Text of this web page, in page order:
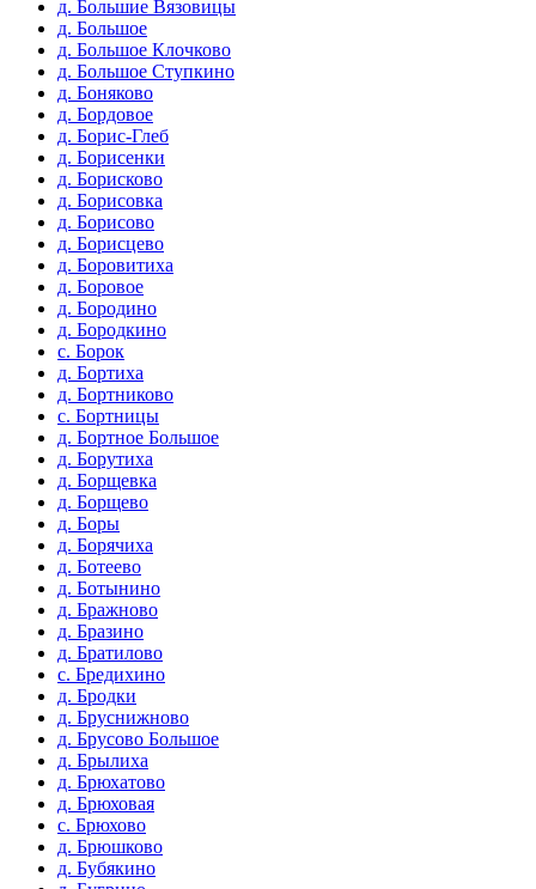
д. Большие Вязовицы
д. Большое
д. Большое Клочково
д. Большое Ступкино
д. Боняково
д. Бордовое
д. Борис-Глеб
д. Борисенки
д. Борисково
д. Борисовка
д. Борисово
д. Борисцево
д. Боровитиха
д. Боровое
д. Бородино
д. Бородкино
с. Борок
д. Бортиха
д. Бортниково
с. Бортницы
д. Бортное Большое
д. Борутиха
д. Борщевка
д. Борщево
д. Боры
д. Борячиха
д. Ботеево
д. Ботынино
д. Бражново
д. Бразино
д. Братилово
с. Бредихино
д. Бродки
д. Бруснижново
д. Брусово Большое
д. Брылиха
д. Брюхатово
д. Брюховая
с. Брюхово
д. Брюшково
д. Бубякино